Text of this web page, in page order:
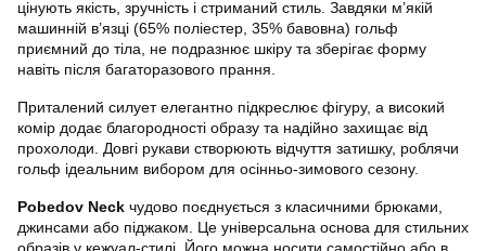
цінують якість, зручність і стриманий стиль. Завдяки м’якій
машинній в’язці (65% поліестер, 35% бавовна) гольф
приємний до тіла, не подразнює шкіру та зберігає форму
навіть після багаторазового прання.
Приталений силует елегантно підкреслює фігуру, а високий
комір додає благородності образу та надійно захищає від
прохолоди. Довгі рукави створюють відчуття затишку, роблячи
гольф ідеальним вибором для осінньо-зимового сезону.
Pobedov Neck чудово поєднується з класичними брюками,
джинсами або піджаком. Це універсальна основа для стильних
образів у кежуал-стилі. Його можна носити самостійно або в